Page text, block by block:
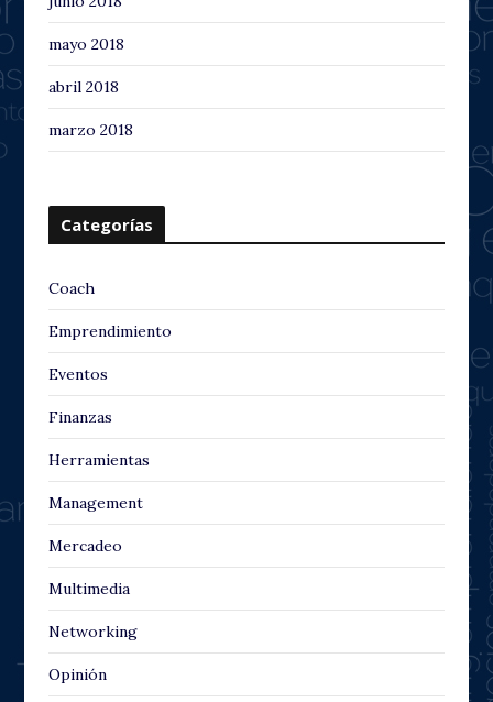
mayo 2018
abril 2018
marzo 2018
Categorías
Coach
Emprendimiento
Eventos
Finanzas
Herramientas
Management
Mercadeo
Multimedia
Networking
Opinión